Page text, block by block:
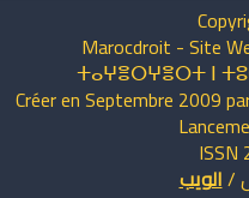
Marocdroit - Site
ⵜⴰⵖⴻⵔⵖⴻⵔⵜ ⵏ
Créer en Septembre 2009
/الويب